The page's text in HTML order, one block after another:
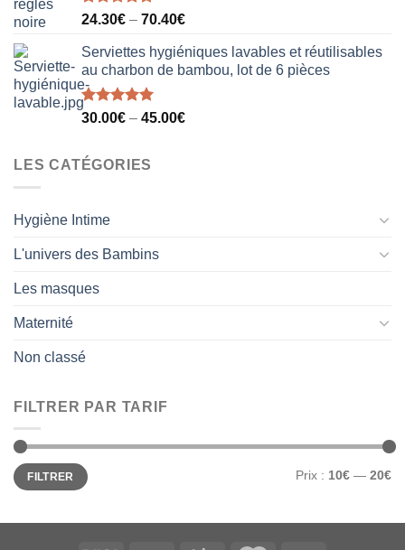
Note5.00
24.30€ – 70.40€
Serviettes hygiéniques lavables et réutilisables
au charbon de bambou, lot de 6 pièces
Note5.00
30.00€ – 45.00€
LES CATÉGORIES
Hygiène Intime
L'univers des Bambins
Les masques
Maternité
Non classé
FILTRER PAR TARIF
Prix
min
Prix
maxFILTRER Prix : 10€ — 20€